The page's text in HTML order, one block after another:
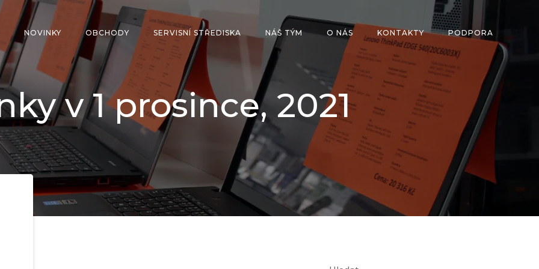
NOVINKY OBCHODY SERVISNÍ STŘEDISKA NÁŠ TÝM O NÁS KONTAKTY PODPORA
v 1 prosince, 2021